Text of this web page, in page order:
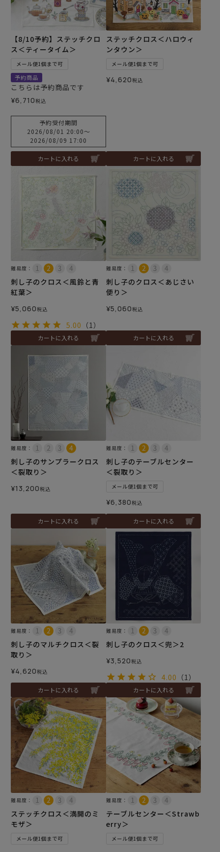
【8/10予約】ステッチクロ
ス＜ティータイム＞
メール便1個まで可
予約商品
こちらは予約商品です
¥6,710税込
予約受付期間
2026/08/01 20:00〜
2026/08/09 17:00
カートに入れる
ステッチクロス＜ハロウィ
ンタウン＞
メール便1個まで可
¥4,620税込
カートに入れる
難易度：
刺し子のクロス＜風鈴と青
紅葉＞
¥5,060税込
5.00 （1）
カートに入れる
難易度：
刺し子のクロス＜あじさい
便り＞
¥5,060税込
カートに入れる
難易度：
刺し子のサンプラークロス
＜裂取り＞
¥13,200税込
カートに入れる
難易度：
刺し子のテーブルセンター
＜裂取り＞
メール便1個まで可
¥6,380税込
カートに入れる
難易度：
刺し子のマルチクロス＜裂
取り＞
¥4,620税込
カートに入れる
難易度：
刺し子のクロス＜兜＞2
¥3,520税込
4.00 （1）
カートに入れる
難易度：
ステッチクロス＜満開のミ
モザ＞
メール便1個まで可
難易度：
テーブルセンター＜Strawb
erry＞
メール便1個まで可